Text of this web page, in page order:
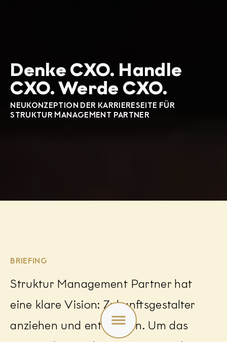
Toggle
menu
Denke CXO. Handle
CXO. Werde CXO.
NEUKONZEPTION DER KARRIERESEITE FÜR
STRUKTUR MANAGEMENT PARTNER
BRIEFING
Struktur Management Partner hat
eine klare Vision: Zukunftsgestalter
anziehen und entwickeln. Um das